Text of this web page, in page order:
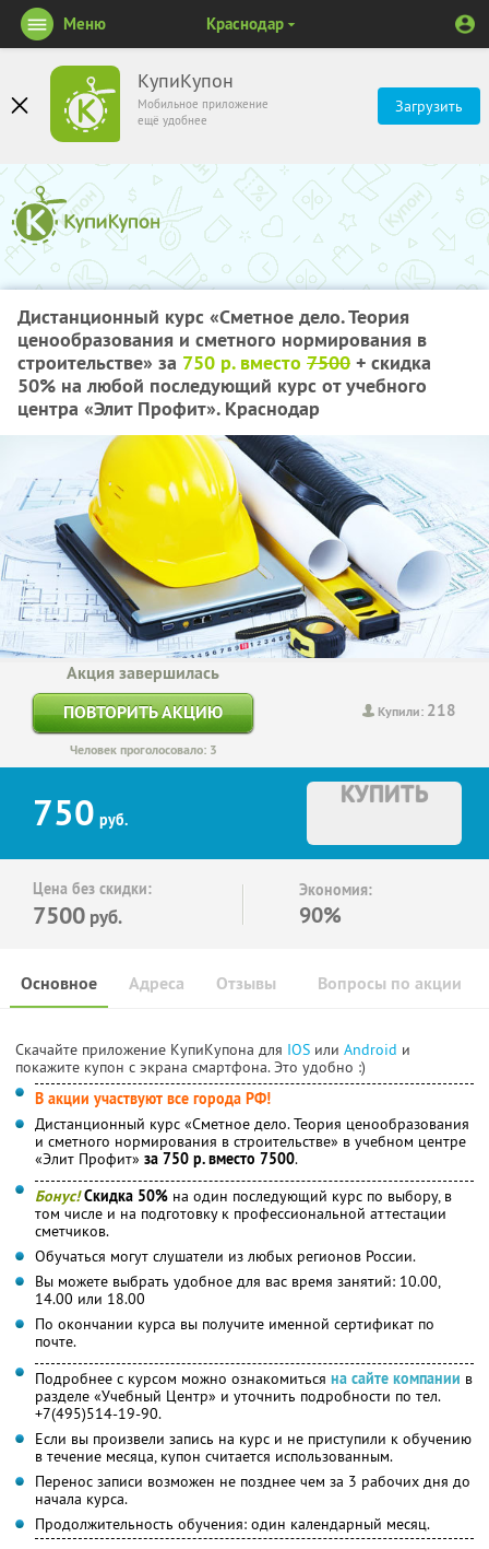
КупиКупон
Мобильное приложение
ещё удобнее
Загрузить
Меню Краснодар
Дистанционный курс «Сметное дело. Теория
ценообразования и сметного нормирования в
строительстве» за 750 р. вместо 7500 + скидка
50% на любой последующий курс от учебного
центра «Элит Профит». Краснодар
Купили: 218
Акция завершилась
ПОВТОРИТЬ АКЦИЮ
Человек проголосовало: 3
750 руб.
КУПИТЬ
Цена без скидки:
7500 руб.
Экономия:
90%
Основное Отзывы Вопросы по акции
Адреса
Скачайте приложение КупиКупона для IOS или Android и
покажите купон с экрана смартфона. Это удобно :)
В акции участвуют все города РФ!
Дистанционный курс «Сметное дело. Теория ценообразования
и сметного нормирования в строительстве» в учебном центре
«Элит Профит» за 750 р. вместо 7500.
Бонус! Скидка 50% на один последующий курс по выбору, в
том числе и на подготовку к профессиональной аттестации
сметчиков.
Обучаться могут слушатели из любых регионов России.
Вы можете выбрать удобное для вас время занятий: 10.00,
14.00 или 18.00
По окончании курса вы получите именной сертификат по
почте.
Подробнее с курсом можно ознакомиться на сайте компании в
разделе «Учебный Центр» и уточнить подробности по тел.
+7(495)514-19-90.
Если вы произвели запись на курс и не приступили к обучению
в течение месяца, купон считается использованным.
Перенос записи возможен не позднее чем за 3 рабочих дня до
начала курса.
Продолжительность обучения: один календарный месяц.